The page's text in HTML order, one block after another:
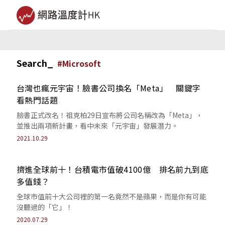
Search_ #Microsoft
台灣也瘋元宇宙！臉書公司換名「Meta」 關鍵字
看熱門話題
臉書正式改名！祖克柏29日宣布將公司名稱改為「Meta」，
並推出兩項新計畫，看中未來「元宇宙」發展潛力。
2021.10.29
擠進全球前十！台積電市值破4100億 排名前九到底
多值錢？
全球市值前十大公司裡的第一名竟然不是蘋果，而是你有可能
沒聽過的「它」！
2020.07.29